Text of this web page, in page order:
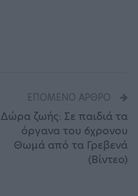
ΕΠΌΜΕΝΟ ΆΡΘΡΟ
Δώρα ζωής: Σε παιδιά τα
όργανα του 6χρονου
Θωμά από τα Γρεβενά
(Βίντεο)